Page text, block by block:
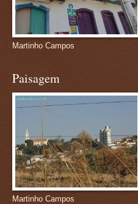
Martinho Campos
Paisagem
Martinho Campos